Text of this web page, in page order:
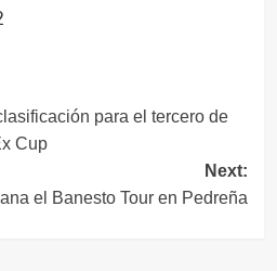
para el tercero de
Cup
Next:
el Banesto Tour en Pedreña